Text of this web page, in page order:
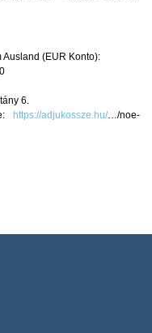
(EUR Konto):
6.
https://adjukossze.hu/…/noe-